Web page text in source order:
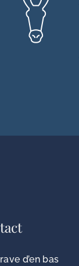
d’en bas